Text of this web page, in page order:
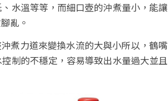
水溫等等，而細口壺的沖煮量小，能讓
亂。
煮力道來變換水流的大與小所以，鶴嘴
制的不穩定，容易導致出水量過大並且